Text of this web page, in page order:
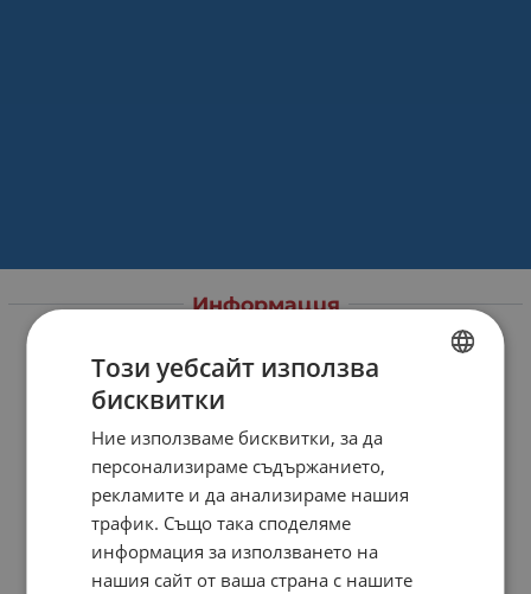
Информация
Магазини
Контакти
Доставка и плащане
Общи условия за ползване
Политиката за поверителност
Този уебсайт използва
бисквитки
Ние използваме бисквитки, за да
персонализираме съдържанието,
рекламите и да анализираме нашия
трафик. Също така споделяме
информация за използването на
нашия сайт от ваша страна с нашите